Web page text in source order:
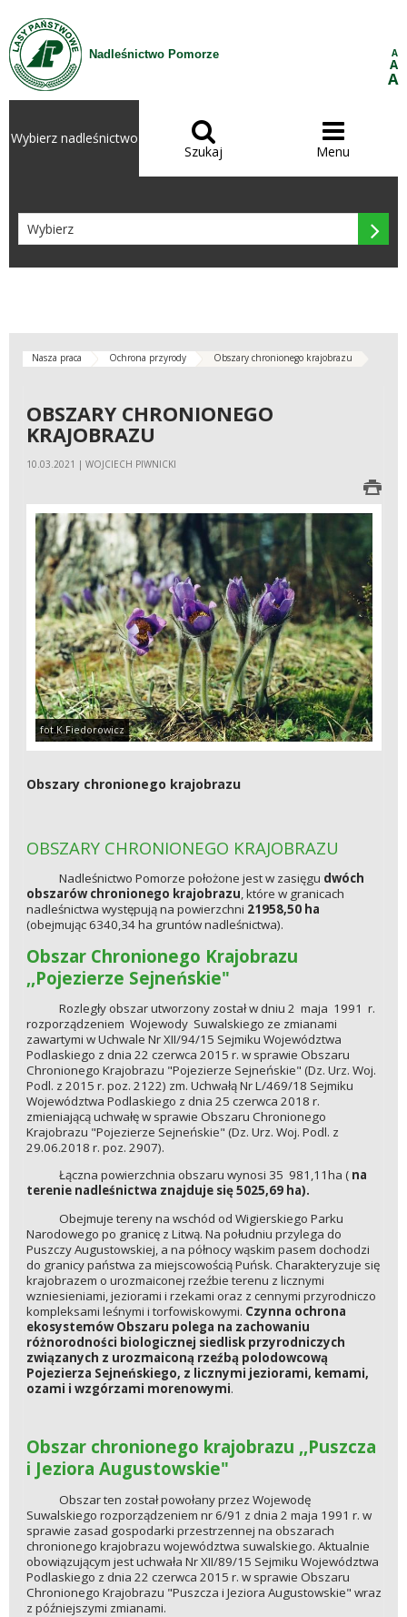
Przejdź do treści
Nadleśnictwo Pomorze A
A
A
Wybierz nadleśnictwo 
Szukaj

Menu

Nasza praca Ochrona przyrody Obszary chronionego krajobrazu
OBSZARY CHRONIONEGO
KRAJOBRAZU
10.03.2021 | WOJCIECH PIWNICKI
fot.K.Fiedorowicz
Obszary chronionego krajobrazu
OBSZARY CHRONIONEGO KRAJOBRAZU
Nadleśnictwo Pomorze położone jest w zasięgu dwóch
obszarów chronionego krajobrazu, które w granicach
nadleśnictwa występują na powierzchni 21958,50 ha
(obejmując 6340,34 ha gruntów nadleśnictwa).
Obszar Chronionego Krajobrazu
,,Pojezierze Sejneńskie"
Rozległy obszar utworzony został w dniu 2 maja 1991 r.
rozporządzeniem Wojewody Suwalskiego ze zmianami
zawartymi w Uchwale Nr XII/94/15 Sejmiku Województwa
Podlaskiego z dnia 22 czerwca 2015 r. w sprawie Obszaru
Chronionego Krajobrazu "Pojezierze Sejneńskie" (Dz. Urz. Woj.
Podl. z 2015 r. poz. 2122) zm. Uchwałą Nr L/469/18 Sejmiku
Województwa Podlaskiego z dnia 25 czerwca 2018 r.
zmieniającą uchwałę w sprawie Obszaru Chronionego
Krajobrazu "Pojezierze Sejneńskie" (Dz. Urz. Woj. Podl. z
29.06.2018 r. poz. 2907).
Łączna powierzchnia obszaru wynosi 35 981,11ha ( na
terenie nadleśnictwa znajduje się 5025,69 ha).
Obejmuje tereny na wschód od Wigierskiego Parku
Narodowego po granicę z Litwą. Na południu przylega do
Puszczy Augustowskiej, a na północy wąskim pasem dochodzi
do granicy państwa za miejscowością Puńsk. Charakteryzuje się
krajobrazem o urozmaiconej rzeźbie terenu z licznymi
wzniesieniami, jeziorami i rzekami oraz z cennymi przyrodniczo
kompleksami leśnymi i torfowiskowymi. Czynna ochrona
ekosystemów Obszaru polega na zachowaniu
różnorodności biologicznej siedlisk przyrodniczych
związanych z urozmaiconą rzeźbą polodowcową
Pojezierza Sejneńskiego, z licznymi jeziorami, kemami,
ozami i wzgórzami morenowymi.
Obszar chronionego krajobrazu ,,Puszcza
i Jeziora Augustowskie"
Obszar ten został powołany przez Wojewodę
Suwalskiego rozporządzeniem nr 6/91 z dnia 2 maja 1991 r. w
sprawie zasad gospodarki przestrzennej na obszarach
chronionego krajobrazu województwa suwalskiego. Aktualnie
obowiązującym jest uchwała Nr XII/89/15 Sejmiku Województwa
Podlaskiego z dnia 22 czerwca 2015 r. w sprawie Obszaru
Chronionego Krajobrazu "Puszcza i Jeziora Augustowskie" wraz
z późniejszymi zmianami.